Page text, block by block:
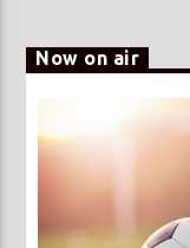
Now on air